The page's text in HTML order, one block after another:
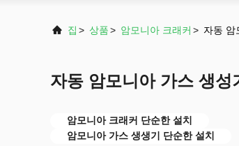
집 > 상품> 암모니아 크래커 > 자동 암
자동 암모니아 가스 생성
암모니아 크래커 단순한 설치
암모니아 가스 생생기 단순한 설치